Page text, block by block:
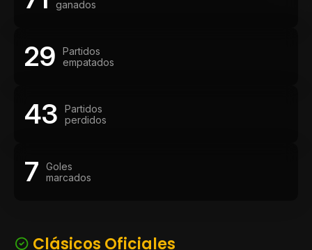
ganados
29
Partidos
empatados
43
Partidos
perdidos
7
Goles
marcados
Clásicos Oficiales